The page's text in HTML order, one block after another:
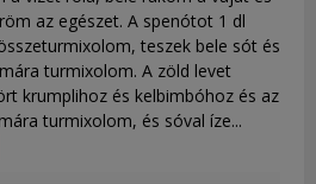
az egészet. A spenótot 1 dl
teszek bele sót és
turmixolom. A zöld levet
krumplihoz és kelbimbóhoz és az
turmixolom, és sóval íze...